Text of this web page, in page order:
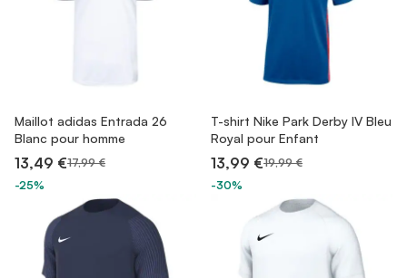
Maillot adidas Entrada 26
Blanc pour homme
13,49 €17,99 €
-25%
T-shirt Nike Park Derby IV Bleu
Royal pour Enfant
13,99 €19,99 €
-30%